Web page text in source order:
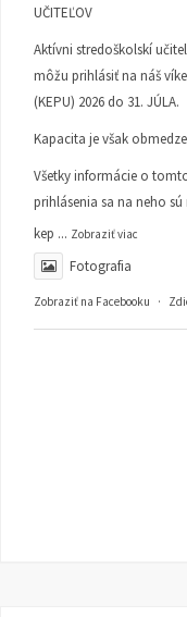
UČITEĽOV
Aktívni stredoškolskí
môžu prihlásiť na náš
(KEPU) 2026 do 31. JÚLA.
Kapacita je však
Všetky informácie o
prihlásenia sa na neho sú
kep ... Zobraziť viac
Fotografia
Zobraziť na Facebooku ·